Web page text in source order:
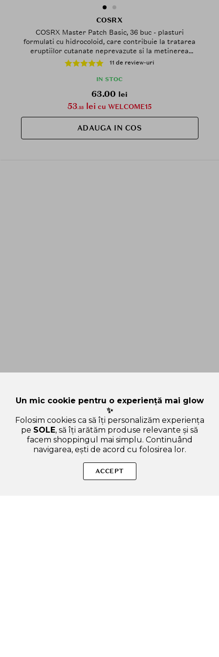
COSRX
COSRX Master Patch Basic, 36 buc - plasturi
formulati cu hidrocoloid, care contribuie la tratarea
eruptiilor cutanate neprevazute si la metinerea
umiditatii pentru a preveni aparitia altor eruptii
11 de review-uri
IN STOC
63.00 lei
53.55 lei cu WELCOME15
ADAUGA IN COS
Produse autentice, conforme UE, alese responsabil.
Un mic cookie pentru o experiență mai glow
✨
Folosim cookies ca să îți personalizăm experiența
pe SOLE, să îți arătăm produse relevante și să
facem shoppingul mai simplu. Continuând
navigarea, ești de acord cu folosirea lor.
ACCEPT